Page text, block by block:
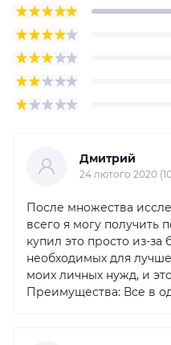
Дмитрий
24 лютого 2020
После множества
всего я могу получить
купил это просто из-за
необходимых для
моих личных нужд, и
Преимущества: Все в